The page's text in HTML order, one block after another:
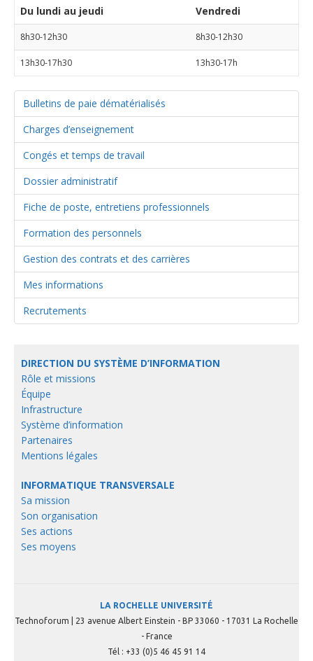
Du lundi au jeudi Vendredi
8h30-12h30 8h30-12h30
13h30-17h30 13h30-17h
Bulletins de paie dématérialisés
Charges d’enseignement
Congés et temps de travail
Dossier administratif
Fiche de poste, entretiens professionnels
Formation des personnels
Gestion des contrats et des carrières
Mes informations
Recrutements
DIRECTION DU SYSTÈME D’INFORMATION
Rôle et missions
Équipe
Infrastructure
Système d’information
Partenaires
Mentions légales
INFORMATIQUE TRANSVERSALE
Sa mission
Son organisation
Ses actions
Ses moyens
LA ROCHELLE UNIVERSITÉ
Technoforum | 23 avenue Albert Einstein - BP 33060 - 17031 La Rochelle
- France
Tél : +33 (0)5 46 45 91 14